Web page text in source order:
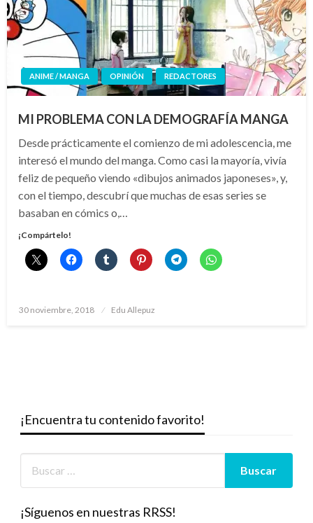
ANIME / MANGA OPINIÓN REDACTORES
MI PROBLEMA CON LA DEMOGRAFÍA MANGA
Desde prácticamente el comienzo de mi adolescencia, me
interesó el mundo del manga. Como casi la mayoría, vivía
feliz de pequeño viendo «dibujos animados japoneses», y,
con el tiempo, descubrí que muchas de esas series se
basaban en cómics o,…
¡Compártelo!
Publicado
30 noviembre, 2018 Edu Allepuz
¡Encuentra tu contenido favorito!
¡Síguenos en nuestras RRSS!